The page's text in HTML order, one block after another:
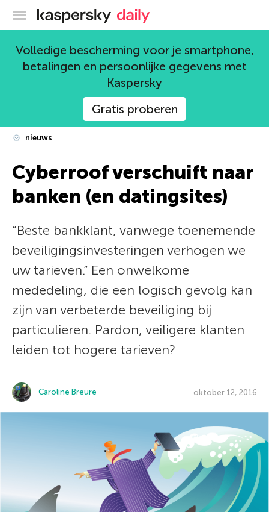
Kaspersky official blog
Volledige bescherming voor je smartphone,
betalingen en persoonlijke gegevens met
Kaspersky
Gratis proberen
nieuws
Cyberroof verschuift naar
banken (en datingsites)
“Beste bankklant, vanwege toenemende
beveiligingsinvesteringen verhogen we
uw tarieven.” Een onwelkome
mededeling, die een logisch gevolg kan
zijn van verbeterde beveiliging bij
particulieren. Pardon, veiligere klanten
leiden tot hogere tarieven?
Caroline Breure oktober 12, 2016